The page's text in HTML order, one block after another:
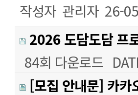
작성자 관리자 26-
2026 도담도담 프
84회 다운로드
[모집 안내문] 카카